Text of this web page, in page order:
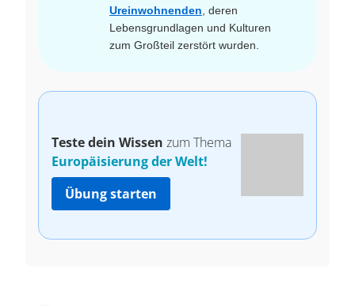
Ureinwohnenden , deren
Lebensgrundlagen und Kulturen
zum Großteil zerstört wurden.
Teste dein Wissen zum Thema
Europäisierung der Welt!
Übung starten